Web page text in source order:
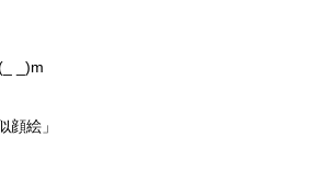
_)m
顔絵」